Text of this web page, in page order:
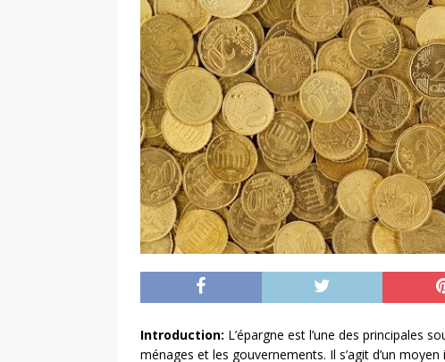
Introduction: L’épargne est l’une des principales
ménages et les gouvernements. Il s’agit d’un